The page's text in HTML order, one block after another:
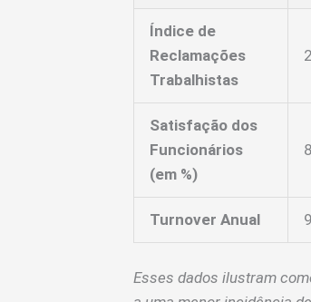
Índice de
Reclamações
Trabalhistas
Satisfação dos
Funcionários
(em %)
Turnover Anual
Esses dados ilustram